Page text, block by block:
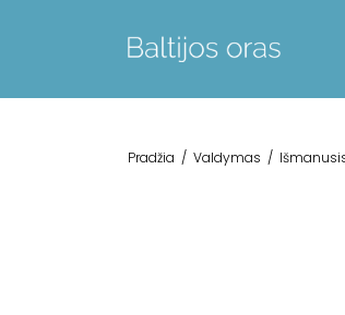
Pradžia / Valdymas /